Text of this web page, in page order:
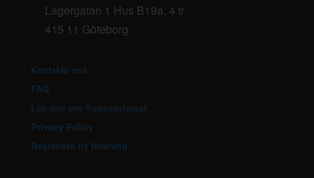
Lagergatan 1 Hus B19a, 4 tr
415 11 Göteborg
Kontakta oss
FAQ
Läs mer om Sponsorhuset
Privacy Policy
Registrera ny förening